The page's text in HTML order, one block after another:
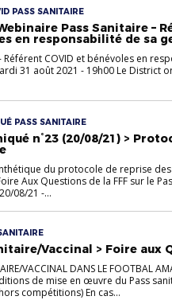
PASS SANITAIRE
Pass Sanitaire –
en responsabilité de sa
Référent COVID et bénévoles en
31 août 2021 - 19h00 Le District
PASS SANITAIRE
n°23 (20/08/21) >
du protocole de reprise
Aux Questions de la FFF sur le
08/21 -...
Vaccinal > Foire aux
VACCINAL DANS LE FOOTBAL
de mise en œuvre du Pass
compétitions) En cas...